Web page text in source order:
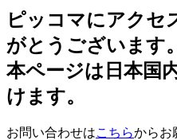
ピッコマにアクセ
がとうございます。
本ページは日本国
けます。
お問い合わせはこちらからお